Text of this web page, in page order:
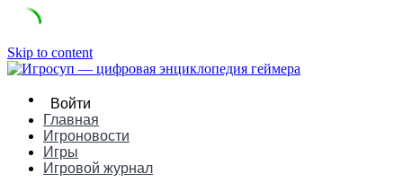
Skip to content
Войти
Главная
Игроновости
Игры
Игровой журнал